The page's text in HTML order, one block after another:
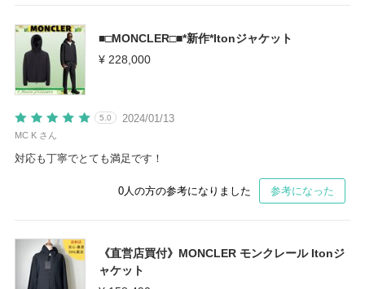
■□MONCLER□■*新作*Itonジャケット
¥ 228,000
2024/01/13
5.0
MC K さん
対応も丁寧でとても満足です！
0 人の方の参考になりました 参考になった
《直営店買付》MONCLER モンクレール Itonジ
ャケット